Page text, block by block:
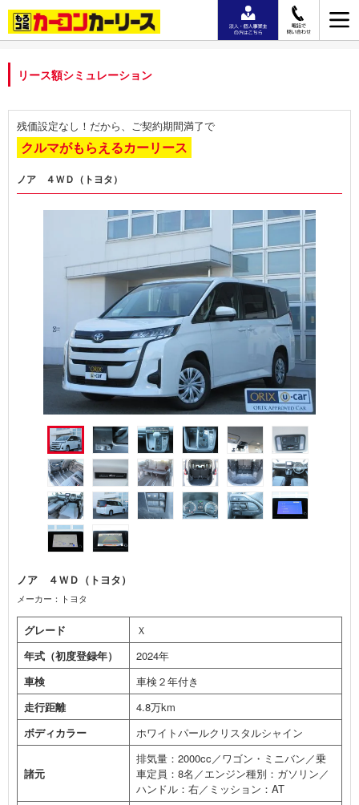
リース額シミュレーション
残価設定なし！だから、ご契約期間満了で
クルマがもらえるカーリース
ノア ４ＷＤ（トヨタ）
ノア ４ＷＤ（トヨタ）
メーカー：トヨタ
グレード
Ｘ
年式（初度登録年）
2024年
車検
車検２年付き
走行距離
4.8万km
ボディカラー
ホワイトパールクリスタルシャイン
諸元
排気量：2000cc／ワゴン・ミニバン／乗
車定員：8名／エンジン種別：ガソリン／
ハンドル：右／ミッション：AT